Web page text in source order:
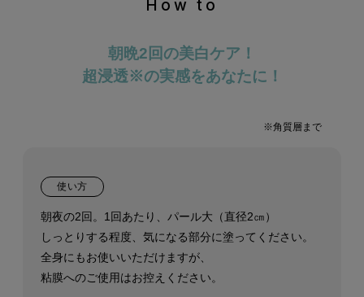
How to
朝晩2回の美白ケア！
超浸透※の実感をあなたに！
※角質層まで
使い方
朝夜の2回。1回あたり、パール大（直径2㎝）
しっとりする程度、気になる部分に塗ってください。
全身にもお使いいただけますが、
粘膜へのご使用はお控えください。